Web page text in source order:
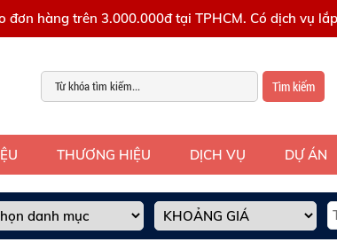
đơn hàng trên 3.000.000đ tại TPHCM. Có dịch vụ
Tìm kiếm
THƯƠNG HIỆU DỊCH VỤ DỰ ÁN